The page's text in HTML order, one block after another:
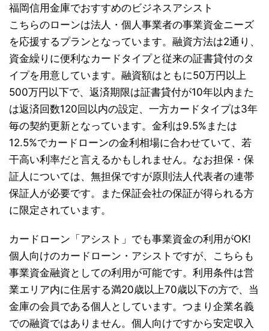
福岡信用金庫でおすすめのビジネスアシスト
こちらのローンは法人・個人事業者の事業資金ニーズ
を応援するプランとなっています。融資方法は2通り、
資金繰りに便利なカードタイプと従来の証書貸付のタ
イプを用意しています。融資額はともに50万円以上
500万円以下で、返済期限は証書貸付が10年以内また
は返済回数120回以内の設定、一方カードタイプは3年
毎の契約更新となっています。金利は9.5%または
12.5%でカードローンの金利相場に合わせていて、若
干高い利率だと言えるかもしれません。なお担保・保
証人については、無担保ですが原則法人代表者の連帯
保証人が必要です。また保証会社の保証が得られる方
に限定されています。
カードローン「アシスト」でも事業資金の利用がOK!
個人向けのカードローン・アシストですが、こちらも
事業資金融資としての利用が可能です。利用条件は営
業エリア内に住居する満20歳以上70歳以下の方で、当
金庫の会員である個人としています。つまり企業名義
での融資ではありません。個人向けですから安定収入